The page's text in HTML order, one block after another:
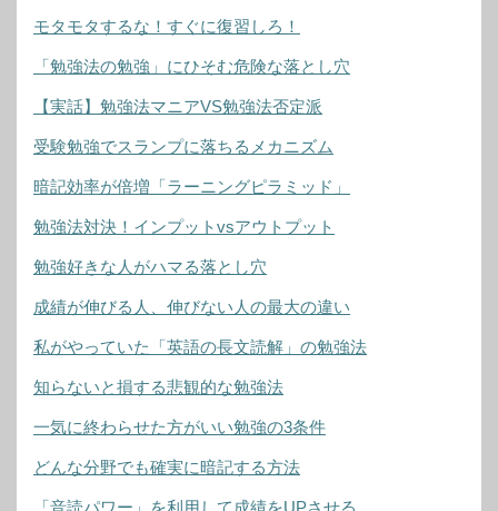
モタモタするな！すぐに復習しろ！
「勉強法の勉強」にひそむ危険な落とし穴
【実話】勉強法マニアVS勉強法否定派
受験勉強でスランプに落ちるメカニズム
暗記効率が倍増「ラーニングピラミッド」
勉強法対決！インプットvsアウトプット
勉強好きな人がハマる落とし穴
成績が伸びる人、伸びない人の最大の違い
私がやっていた「英語の長文読解」の勉強法
知らないと損する悲観的な勉強法
一気に終わらせた方がいい勉強の3条件
どんな分野でも確実に暗記する方法